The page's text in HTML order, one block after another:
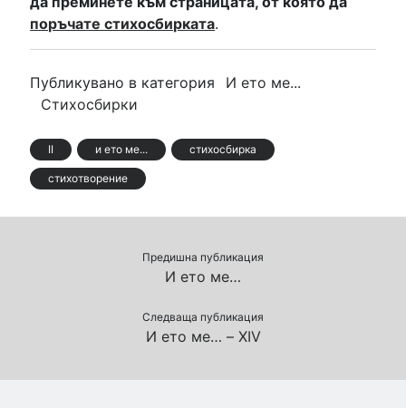
поръчате стихосбирката.
Публикувано в категория
И ето ме...
Стихосбирки
II и ето ме... стихосбирка
стихотворение
Предишна публикация
И ето ме…
Следваща публикация
И ето ме… – XIV